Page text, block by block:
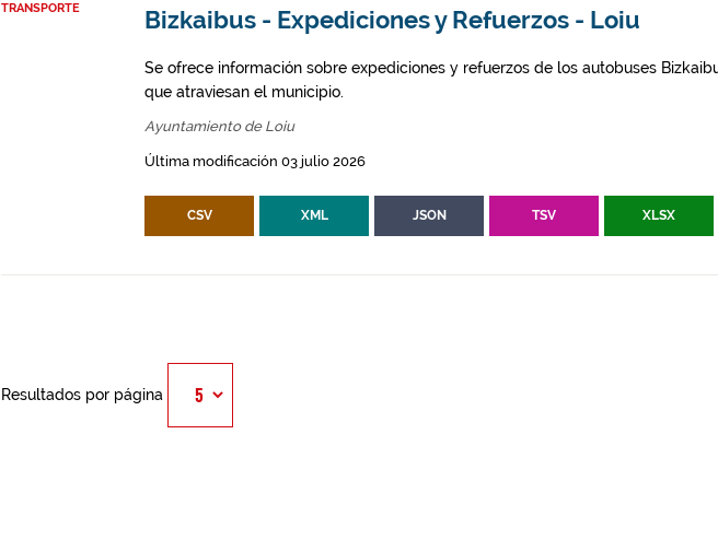
TRANSPORTE Bizkaibus - Expediciones y Refuerzos - Loiu
Se ofrece información sobre expediciones y refuerzos de los autobuses
que atraviesan el municipio.
Ayuntamiento de Loiu
Última modificación 03 julio 2026
CSV XML JSON TSV XLSX
Resultados por página